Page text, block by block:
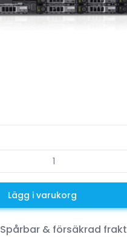
Lägg i varukorg
Spårbar & försäkrad frakt